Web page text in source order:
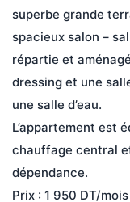
superbe grande
spacieux salon –
répartie et
dressing et une
une salle d’eau.
L’appartement est
chauffage central
dépendance.
Prix : 1 950 DT/mois